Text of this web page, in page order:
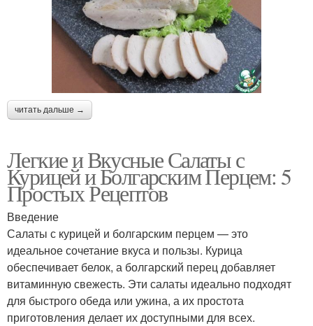
читать дальше →
Легкие и Вкусные Салаты с
Курицей и Болгарским Перцем: 5
Простых Рецептов
Введение
Салаты с курицей и болгарским перцем — это
идеальное сочетание вкуса и пользы. Курица
обеспечивает белок, а болгарский перец добавляет
витаминную свежесть. Эти салаты идеально подходят
для быстрого обеда или ужина, а их простота
приготовления делает их доступными для всех.